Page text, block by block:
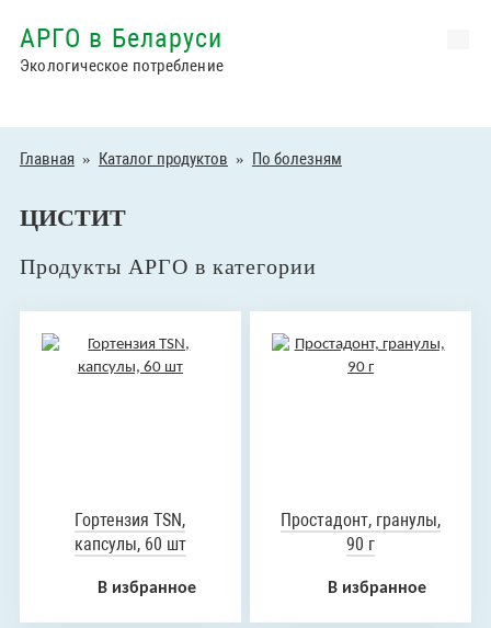
АРГО в Беларуси
Экологическое потребление
Главная » Каталог продуктов » По болезням
ЦИСТИТ
Продукты АРГО в категории
Гортензия TSN,
капсулы, 60 шт
В избранное
Простадонт, гранулы,
90 г
В избранное